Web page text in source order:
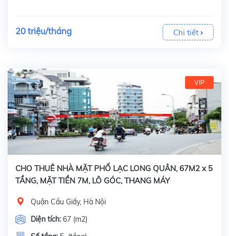
20 triệu/tháng Chi tiết
VIP
CHO THUÊ NHÀ MẶT PHỐ LẠC LONG QUÂN, 67M2 x 5
TẦNG, MẶT TIỀN 7M, LÔ GÓC, THANG MÁY
Quận Cầu Giấy, Hà Nội
Diện tích: 67 (m2)